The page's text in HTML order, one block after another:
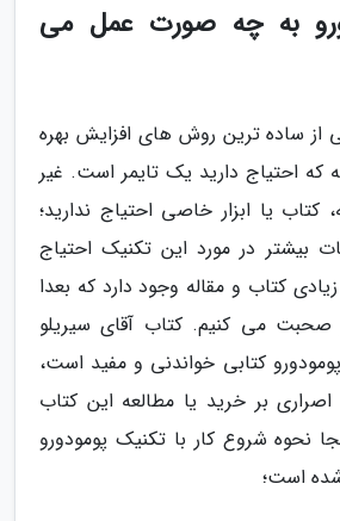
به چه صورت عمل می
از ساده ترین روش های افزایش بهره
که احتیاج دارید یک تایمر است. غیر
کتاب یا ابزار خاصی احتیاج ندارید؛
بیشتر در مورد این تکنیک احتیاج
کتاب و مقاله وجود دارد که بعدا
صحبت می کنیم. کتاب آقای سیریلو
کتابی خواندنی و مفید است،
بر خرید یا مطالعه این کتاب
نحوه شروع کار با تکنیک پومودورو
شده است؛